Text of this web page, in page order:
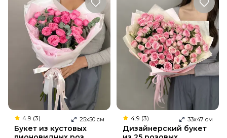
4.9 (3) 25х50 см
Букет из кустовых
4.9 (3) 33х47 см
Дизайнерский букет